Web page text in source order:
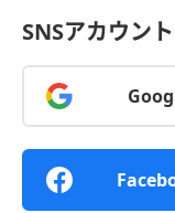
SNSアカウン